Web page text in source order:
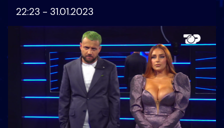
22:23 - 31.01.2023